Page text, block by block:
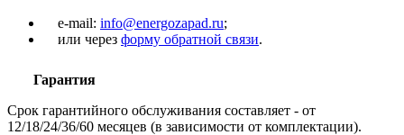
e-mail: info@energozapad.ru;
или через форму обратной связи.
Гарантия
Срок гарантийного обслуживания составляет - от
12/18/24/36/60 месяцев (в зависимости от комплектации).